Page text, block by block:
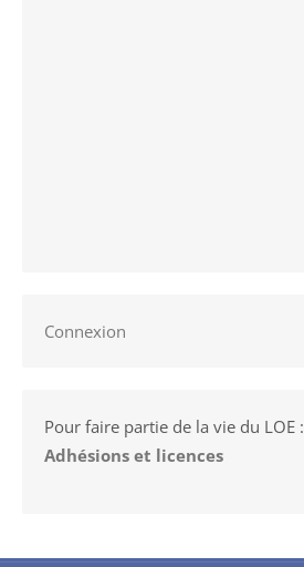
Connexion
Pour faire partie de la vie du LOE :
Adhésions et licences